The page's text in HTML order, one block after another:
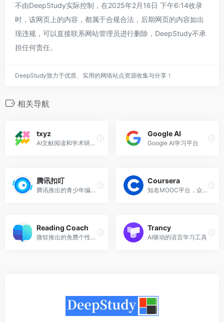
不由DeepStudy实际控制，在2025年2月16日 下午6:14收录
时，该网页上的内容，都属于合规合法，后期网页的内容如出
现违规，可以直接联系网站管理员进行删除，DeepStudy不承
担任何责任。
DeepStudy致力于优质、实用的网络站点资源收集与分享！
相关导航
txyz
AI文献阅读和学术研究辅助平台
Google AI
Google AI学习平台
腾讯扣叮
腾讯推出的青少年编程教育平台
Coursera
知名MOOC平台，众多人工智能和机器学习课程
Reading Coach
微软推出的免费个性化AI阅读学习教练
Trancy
AI驱动的语言学习工具